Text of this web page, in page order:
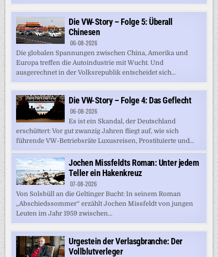
Die VW-Story – Folge 5: Überall
Chinesen
06-08-2026
Die globalen Spannungen zwischen China, Amerika und
Europa treffen die Autoindustrie mit Wucht. Und
ausgerechnet in der Volksrepublik entscheidet sich...
Die VW-Story – Folge 4: Das Geflecht
06-08-2026
Es ist ein Skandal, der Deutschland
erschüttert: Vor gut zwanzig Jahren fliegt auf, wie sich
führende VW-Betriebsräte Luxusreisen, Prostituierte und...
Jochen Missfeldts Roman: Unter jedem
Teller ein Hakenkreuz
07-08-2026
Von Solsbüll an die Geltinger Bucht: In seinem Roman
„Abschiedssommer“ erzählt Jochen Missfeldt von jungen
Leuten im Jahr 1959 zwischen...
Urgestein der Verlasgbranche: Der
Vollblutverleger